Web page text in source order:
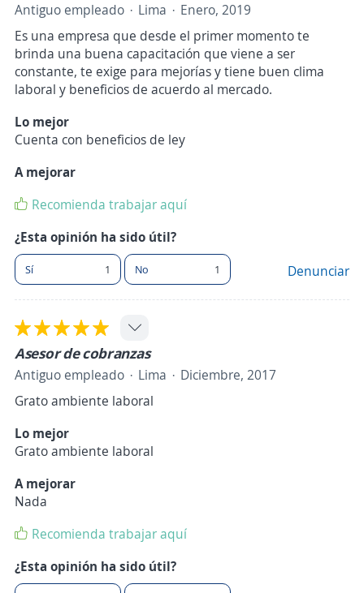
Antiguo empleado Lima
Enero, 2019
Es una empresa que desde el primer momento te
brinda una buena capacitación que viene a ser
constante, te exige para mejorías y tiene buen clima
laboral y beneficios de acuerdo al mercado.
Lo mejor
Cuenta con beneficios de ley
A mejorar
Recomienda trabajar aquí
¿Esta opinión ha sido útil?
Sí 1 No 1 Denunciar
Asesor de cobranzas
Antiguo empleado Lima
Diciembre, 2017
Grato ambiente laboral
Lo mejor
Grato ambiente laboral
A mejorar
Nada
Recomienda trabajar aquí
¿Esta opinión ha sido útil?